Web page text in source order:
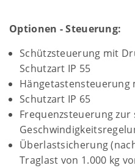
Optionen - Steuerung:
Schützsteuerung mit
Schutzart IP 55
Hängetastensteuerung
Schutzart IP 65
Frequenzsteuerung zur
Überlastsicherung
Traglast von 1.000 kg